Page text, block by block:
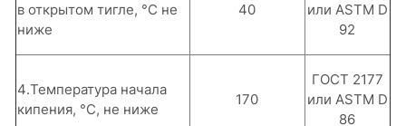
в открытом тигле, °С не
ниже
40
или ASTM D
92
4.Температура начала
кипения, °С, не ниже
170
ГОСТ 2177
или ASTM D
86